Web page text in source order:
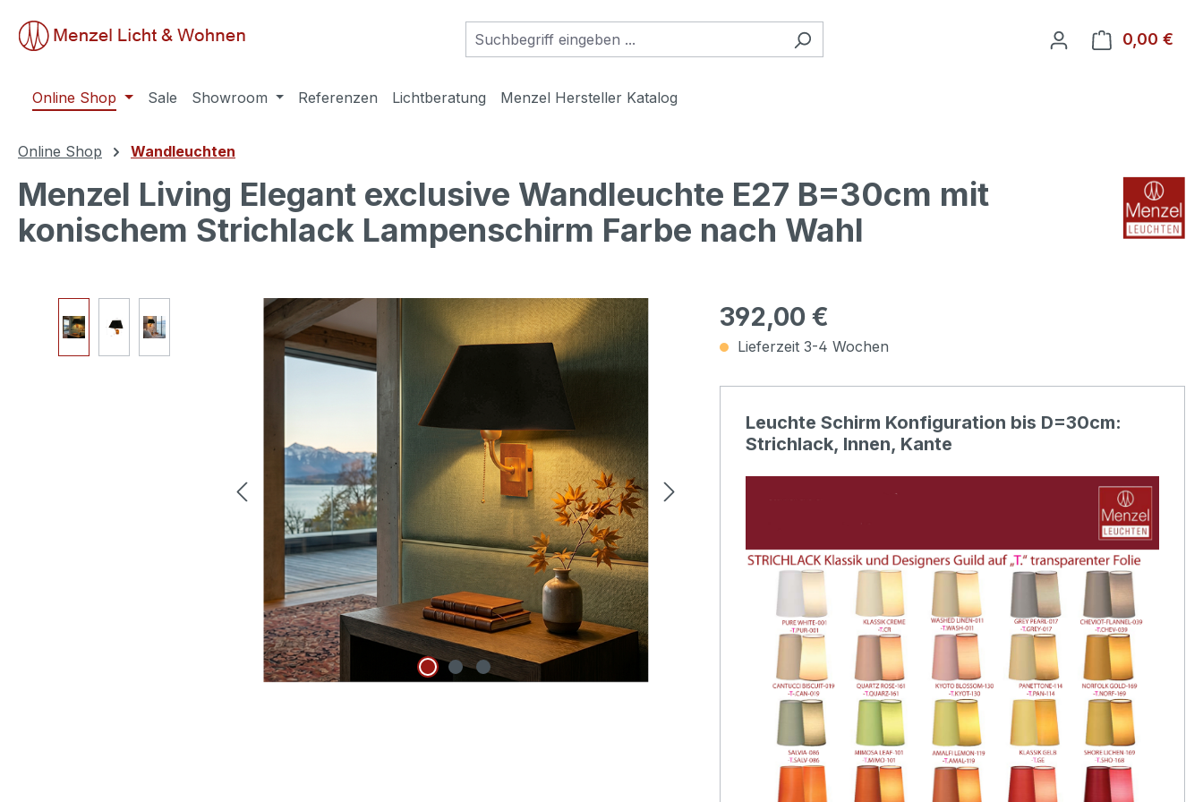
0,00 €
Online Shop Sale Showroom Referenzen Lichtberatung Menzel Hersteller Katalog
Online Shop Wandleuchten
Menzel Living Elegant exclusive Wandleuchte E27 B=30cm mit
konischem Strichlack Lampenschirm Farbe nach Wahl
392,00 €
Lieferzeit 3-4 Wochen
Leuchte Schirm Konfiguration bis D=30cm:
Strichlack, Innen, Kante